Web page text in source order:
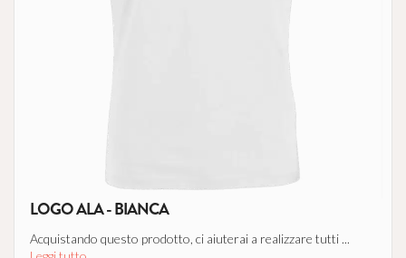
LOGO ALA - BIANCA
Acquistando questo prodotto, ci aiuterai a realizzare tutti ...